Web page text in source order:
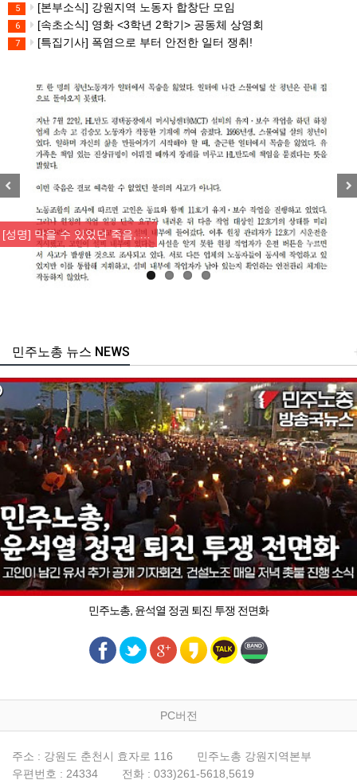
5 [본부소식] 강원지역 노동자 합창단 모임
6 [속초소식] 영화 <3학년 2학기> 공동체 상영회
7 [특집기사] 폭염으로 부터 안전한 일터 쟁취!
[성명] 막을 수 있었던 죽음, …
주노총 뉴스 NEWS
민주노총, 윤석열 정권 퇴진 투쟁 전면화
PC버전
주소 : 강원도 춘천시 효자로 116
민주노총 강원지역본부
우편번호 : 24334
전화 : 033)261-5618,5619